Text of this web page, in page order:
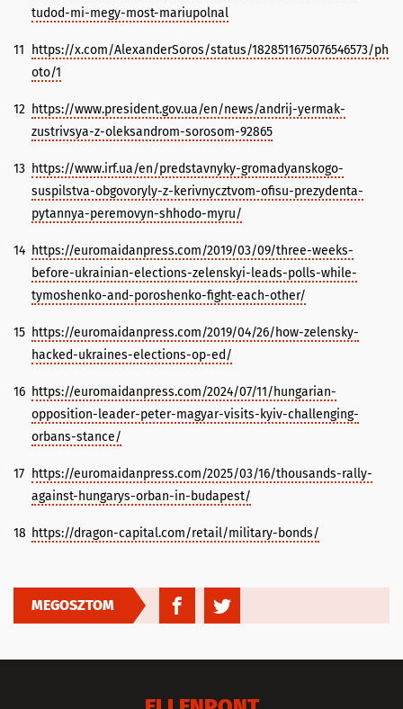
tudod-mi-megy-most-mariupolnal
11 https://x.com/AlexanderSoros/status/1828511675076546573/ph
oto/1
12 https://www.president.gov.ua/en/news/andrij-yermak-
zustrivsya-z-oleksandrom-sorosom-92865
13 https://www.irf.ua/en/predstavnyky-gromadyanskogo-
suspilstva-obgovoryly-z-kerivnycztvom-ofisu-prezydenta-
pytannya-peremovyn-shhodo-myru/
14 https://euromaidanpress.com/2019/03/09/three-weeks-
before-ukrainian-elections-zelenskyi-leads-polls-while-
tymoshenko-and-poroshenko-fight-each-other/
15 https://euromaidanpress.com/2019/04/26/how-zelensky-
hacked-ukraines-elections-op-ed/
16 https://euromaidanpress.com/2024/07/11/hungarian-
opposition-leader-peter-magyar-visits-kyiv-challenging-
orbans-stance/
17 https://euromaidanpress.com/2025/03/16/thousands-rally-
against-hungarys-orban-in-budapest/
18 https://dragon-capital.com/retail/military-bonds/
MEGOSZTOM